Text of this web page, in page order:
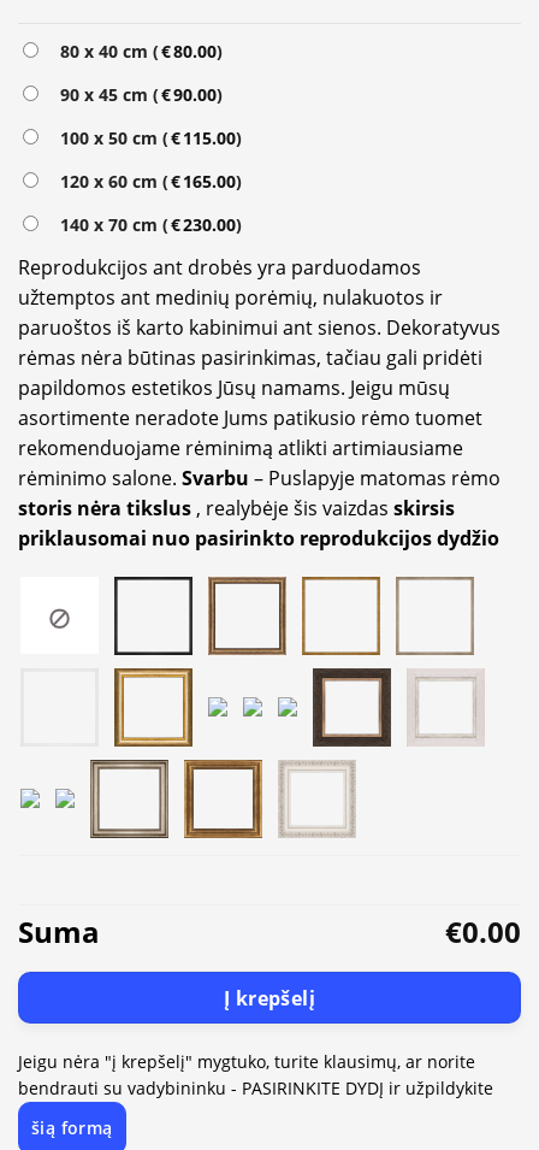
80 x 40 cm (€80.00)
90 x 45 cm (€90.00)
100 x 50 cm (€115.00)
120 x 60 cm (€165.00)
140 x 70 cm (€230.00)
Reprodukcijos ant drobės yra parduodamos
užtemptos ant medinių porėmių, nulakuotos ir
paruoštos iš karto kabinimui ant sienos. Dekoratyvus
rėmas nėra būtinas pasirinkimas, tačiau gali pridėti
papildomos estetikos Jūsų namams. Jeigu mūsų
asortimente neradote Jums patikusio rėmo tuomet
rekomenduojame rėminimą atlikti artimiausiame
rėminimo salone. Svarbu – Puslapyje matomas rėmo
storis nėra tikslus , realybėje šis vaizdas skirsis
priklausomai nuo pasirinkto reprodukcijos dydžio
Suma €0.00
Į krepšelį
Alternative:
Jeigu nėra "į krepšelį" mygtuko, turite klausimų, ar norite
bendrauti su vadybininku - PASIRINKITE DYDĮ ir užpildykite
šią formą